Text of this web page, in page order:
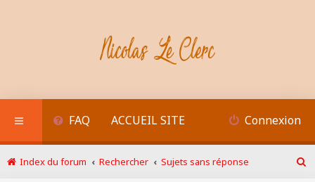
FAQ ACCUEIL SITE Connexion
Index du forum Rechercher
Sujets sans réponse